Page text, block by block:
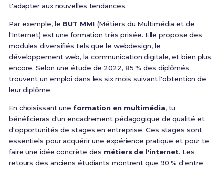
t'adapter aux nouvelles tendances.
Par exemple, le BUT MMI(Métiers du Multimédia et de
l'Internet) est une formation très prisée. Elle propose des
modules diversifiés tels que le webdesign, le
développement web, la communication digitale, et bien plus
encore. Selon une étude de 2022, 85 % des diplômés
trouvent un emploi dans les six mois suivant l'obtention de
leur diplôme.
En choisissant uneformation en multimédia, tu
bénéficieras d'un encadrement pédagogique de qualité et
d'opportunités de stages en entreprise. Ces stages sont
essentiels pour acquérir une expérience pratique et pour te
faire une idée concrète des métiers de l'internet. Les
retours des anciens étudiants montrent que 90 % d'entre